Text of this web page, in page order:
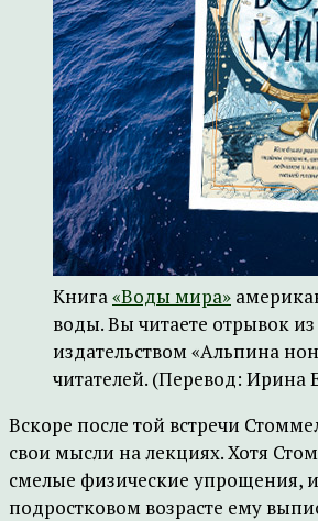
Книга«Воды мира»
воды. Вы читаете отрывок
издательством «Альпина
читателей. (Перевод: Ирина
Вскоре после той встречи
свои мысли на лекциях. Хотя
смелые физические упрощения,
подростковом возрасте ему